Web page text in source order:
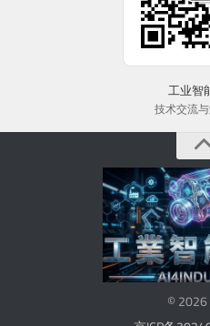
工业智
技术交流
© 2026